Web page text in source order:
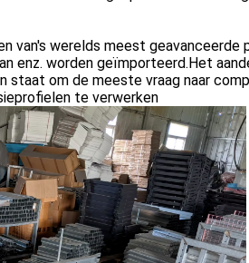
van's werelds meest
enz. worden geïmporteerd.Het
staat om de meeste vraag naar
te verwerken